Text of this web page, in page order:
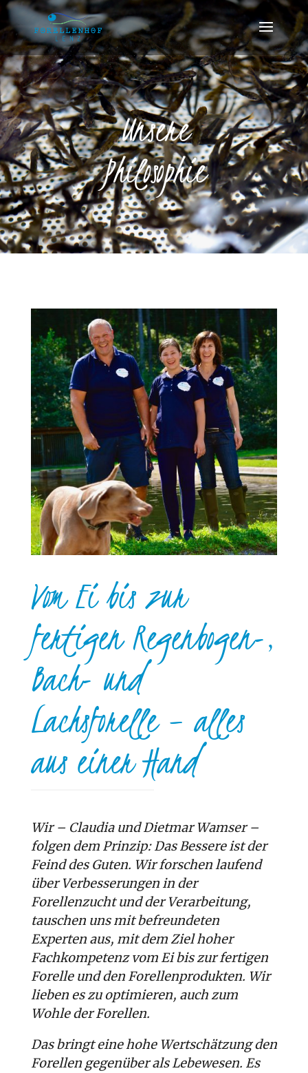
Unsere
Philosophie
Vom Ei bis zur
fertigen Regenbogen-,
Bach- und
Lachsforelle – alles
aus einer Hand
Wir – Claudia und Dietmar Wamser –
folgen dem Prinzip: Das Bessere ist der
Feind des Guten. Wir forschen laufend
über Verbesserungen in der
Forellenzucht und der Verarbeitung,
tauschen uns mit befreundeten
Experten aus, mit dem Ziel hoher
Fachkompetenz vom Ei bis zur fertigen
Forelle und den Forellenprodukten. Wir
lieben es zu optimieren, auch zum
Wohle der Forellen.
Das bringt eine hohe Wertschätzung den
Forellen gegenüber als Lebewesen. Es